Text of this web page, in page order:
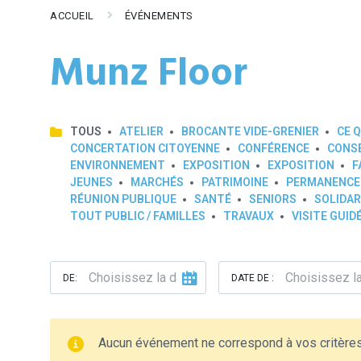
ACCUEIL ÉVÉNEMENTS
Munz Floor
TOUS ATELIER BROCANTE VIDE-GRENIER CE
CONCERTATION CITOYENNE
CONFÉRENCE
ENVIRONNEMENT
EXPOSITION EXPOSITION
JEUNES
MARCHÉS PATRIMOINE
RÉUNION PUBLIQUE
SANTÉ SENIORS
TOUT PUBLIC / FAMILLES
TRAVAUX VISITE
DE: DATE DE :
Aucun événement ne correspond à vos